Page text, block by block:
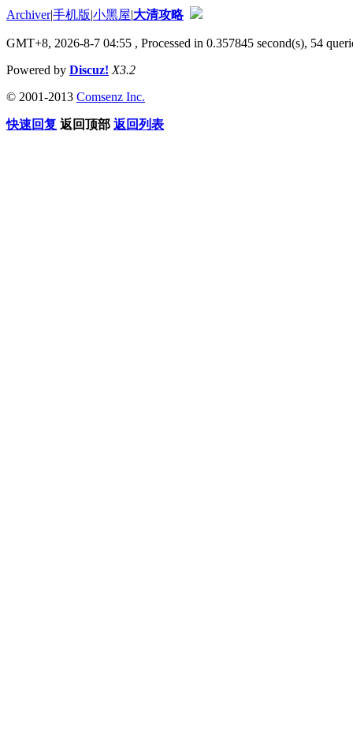
Archiver|手机版|小黑屋|大清攻略
GMT+8, 2026-8-7 04:55 , Processed in 0.357845 second(s), 54
Powered by Discuz! X3.2
© 2001-2013 Comsenz Inc.
快速回复 返回顶部 返回列表